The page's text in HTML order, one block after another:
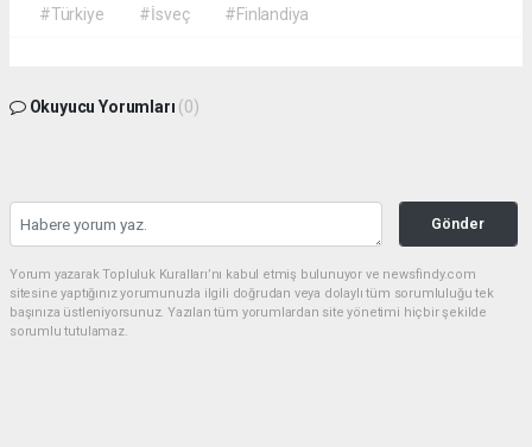
#Türkiye
#İsveç #Finlandiya
Okuyucu Yorumları (0)
Gönder
Yorum yazarak Topluluk Kuralları’nı kabul etmiş bulunuyor ve newsfindy.com
sitesine yaptığınız yorumunuzla ilgili doğrudan veya dolaylı tüm sorumluluğu tek
başınıza üstleniyorsunuz. Yazılan tüm yorumlardan site yönetimi hiçbir şekilde
sorumlu tutulamaz.